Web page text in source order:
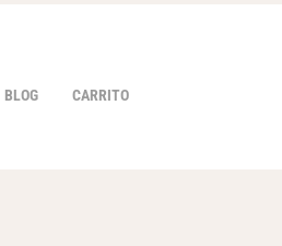
BLOG CARRITO